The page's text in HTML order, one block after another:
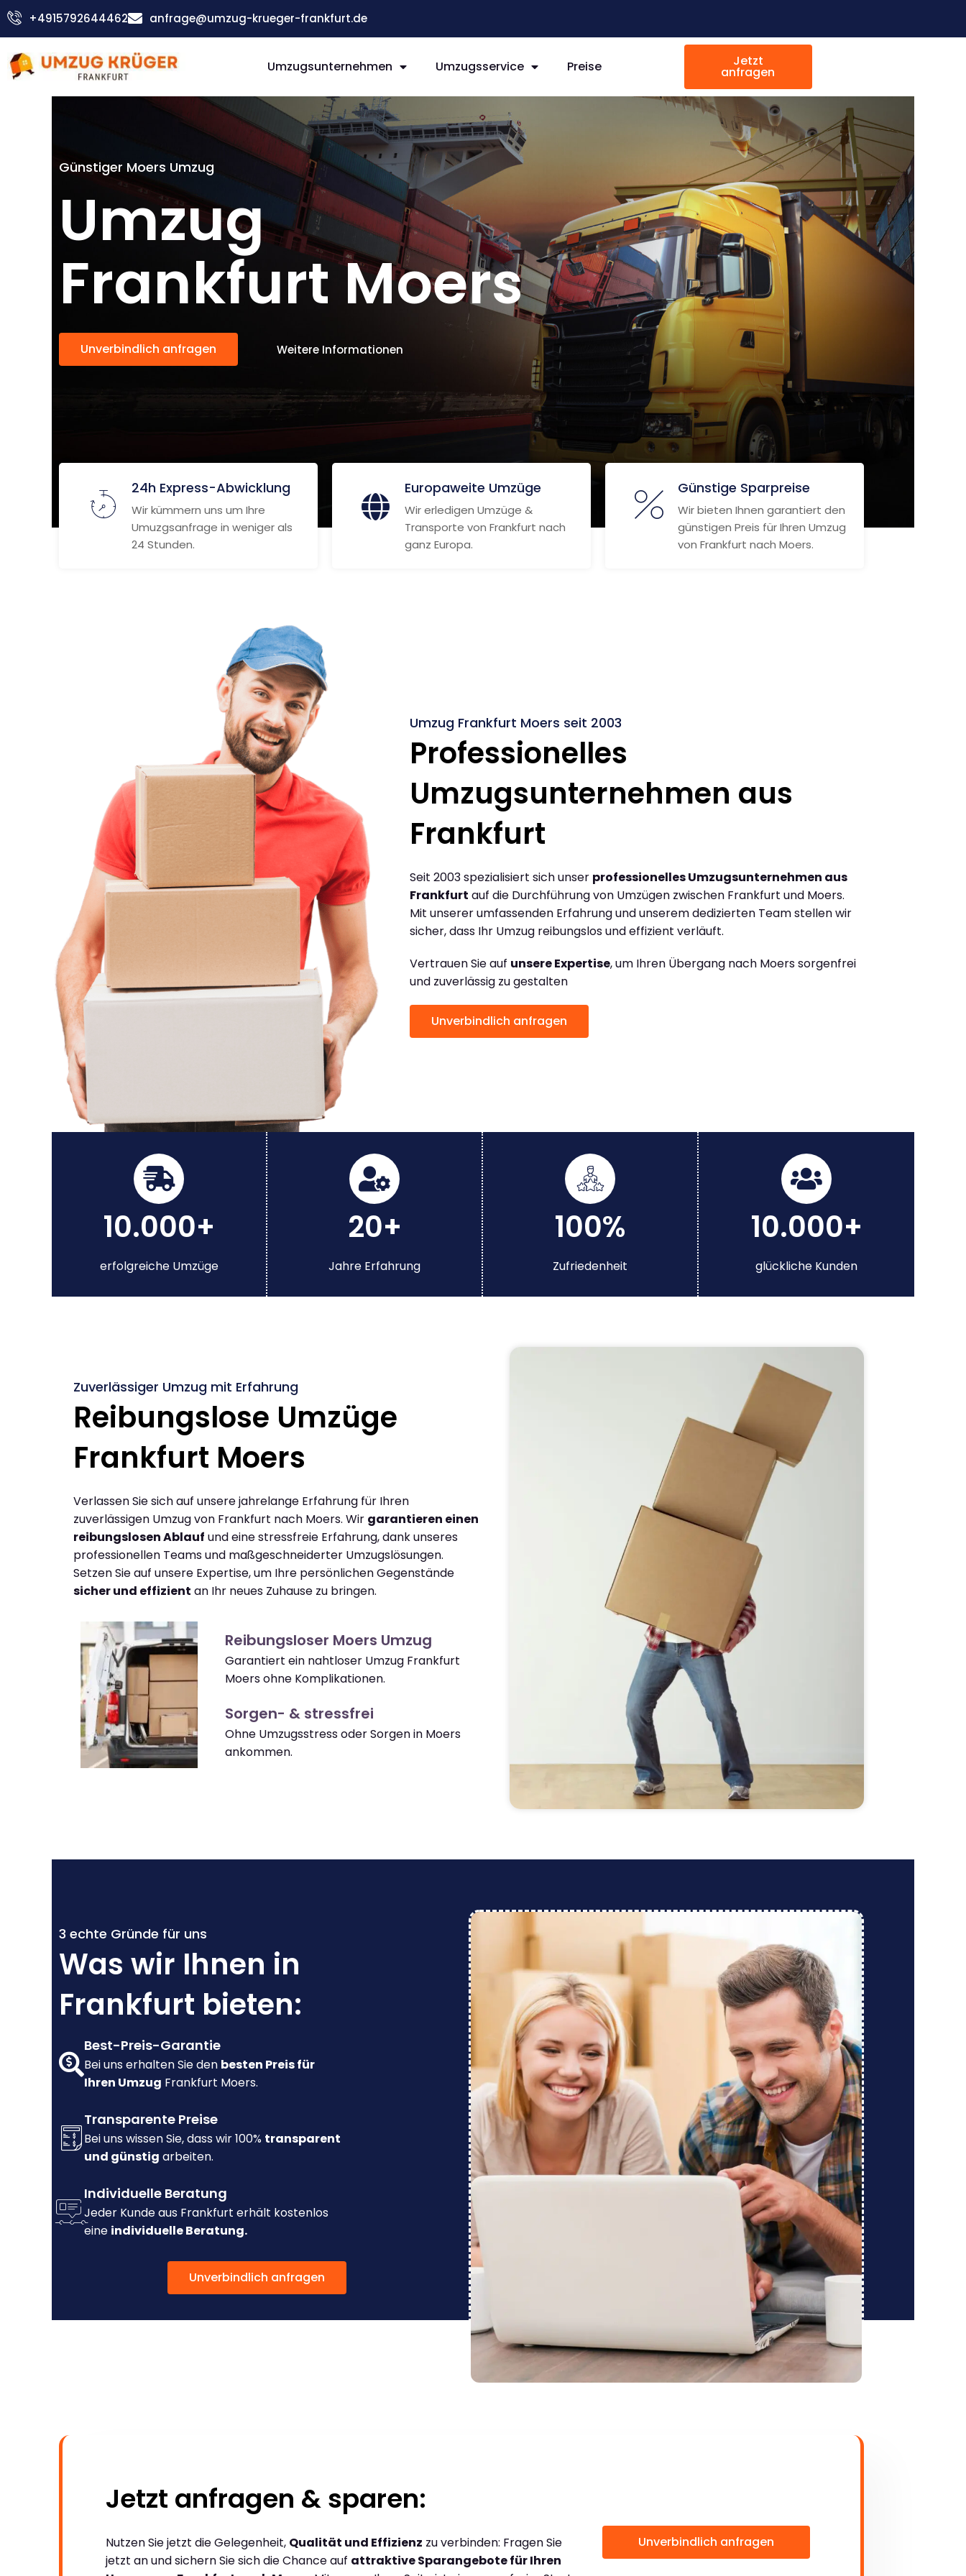
Zum
Inhalt
+4915792644462 anfrage@umzug-krueger-frankfurt.de
Umzugsunternehmen Umzugsservice Preise Jetzt
anfragen
Günstiger Moers Umzug
Umzug
Frankfurt Moers
Unverbindlich anfragen Weitere Informationen
24h Express-Abwicklung
Wir kümmern uns um Ihre
Umuzgsanfrage in weniger als
24 Stunden.
Europaweite Umzüge
Wir erledigen Umzüge &
Transporte von Frankfurt nach
ganz Europa.
Günstige Sparpreise
Wir bieten Ihnen garantiert den
günstigen Preis für Ihren Umzug
von Frankfurt nach Moers.
Umzug Frankfurt Moers seit 2003
Professionelles
Umzugsunternehmen aus
Frankfurt
Seit 2003 spezialisiert sich unser professionelles Umzugsunternehmen aus
Frankfurt auf die Durchführung von Umzügen zwischen Frankfurt und Moers.
Mit unserer umfassenden Erfahrung und unserem dedizierten Team stellen wir
sicher, dass Ihr Umzug reibungslos und effizient verläuft.
Vertrauen Sie auf unsere Expertise, um Ihren Übergang nach Moers sorgenfrei
und zuverlässig zu gestalten
Unverbindlich anfragen
10.000+
erfolgreiche Umzüge
20+
Jahre Erfahrung
100%
Zufriedenheit
10.000+
glückliche Kunden
Zuverlässiger Umzug mit Erfahrung
Reibungslose Umzüge
Frankfurt Moers
Verlassen Sie sich auf unsere jahrelange Erfahrung für Ihren
zuverlässigen Umzug von Frankfurt nach Moers. Wir garantieren einen
reibungslosen Ablauf und eine stressfreie Erfahrung, dank unseres
professionellen Teams und maßgeschneiderter Umzugslösungen.
Setzen Sie auf unsere Expertise, um Ihre persönlichen Gegenstände
sicher und effizient an Ihr neues Zuhause zu bringen.
Reibungsloser Moers Umzug
Garantiert ein nahtloser Umzug Frankfurt
Moers ohne Komplikationen.
Sorgen- & stressfrei
Ohne Umzugsstress oder Sorgen in Moers
ankommen.
3 echte Gründe für uns
Was wir Ihnen in
Frankfurt bieten:
Best-Preis-Garantie
Bei uns erhalten Sie den besten Preis für
Ihren Umzug Frankfurt Moers.
Transparente Preise
Bei uns wissen Sie, dass wir 100% transparent
und günstig arbeiten.
Individuelle Beratung
Jeder Kunde aus Frankfurt erhält kostenlos
eine individuelle Beratung.
Unverbindlich anfragen
Jetzt anfragen & sparen:
Nutzen Sie jetzt die Gelegenheit, Qualität und Effizienz zu verbinden: Fragen Sie
jetzt an und sichern Sie sich die Chance auf attraktive Sparangebote für Ihren
Unverbindlich anfragen